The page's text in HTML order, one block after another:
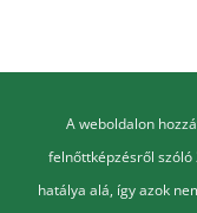
A weboldalon
felnőttképzésről szóló
hatálya alá, így azok